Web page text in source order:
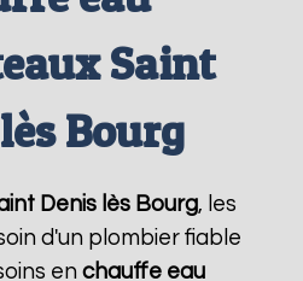
Saint
Bourg
Denis lès Bourg, les
d'un plombier fiable
enchauffe eau